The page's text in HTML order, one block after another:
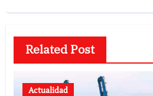
Related Post
Actualidad